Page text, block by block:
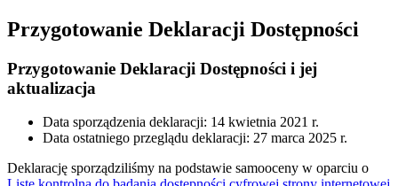
Przygotowanie Deklaracji Dostępności
Przygotowanie Deklaracji Dostępności i jej
aktualizacja
Data sporządzenia deklaracji: 14 kwietnia 2021 r.
Data ostatniego przeglądu deklaracji: 27 marca 2025 r.
Deklarację sporządziliśmy na podstawie samooceny w oparciu o